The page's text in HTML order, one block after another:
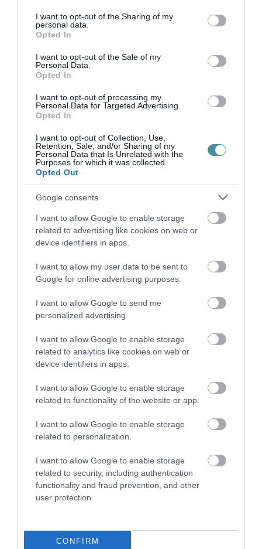
not limited to your visit or usage behaviour. You may click to
grant or deny consent to Google and its third-party tags to
use your data for below specified purposes in below Google
consent section.
I want to opt-out of the Sharing of my
personal data.
Opted In
I want to opt-out of the Sale of my
Personal Data.
Opted In
I want to opt-out of processing my
Personal Data for Targeted Advertising.
Opted In
I want to opt-out of Collection, Use,
Retention, Sale, and/or Sharing of my
Personal Data that Is Unrelated with the
Purposes for which it was collected.
Opted Out
Google consents
I want to allow Google to enable storage
related to advertising like cookies on web or
device identifiers in apps.
I want to allow my user data to be sent to
Google for online advertising purposes.
I want to allow Google to send me
personalized advertising.
I want to allow Google to enable storage
related to analytics like cookies on web or
device identifiers in apps.
I want to allow Google to enable storage
related to functionality of the website or app.
I want to allow Google to enable storage
related to personalization.
I want to allow Google to enable storage
related to security, including authentication
functionality and fraud prevention, and other
user protection.
CONFIRM
4,1 százalékos gazdasági növekedéssel, 3,5
százalékos hiánycéllal és 5,2 százalékos
444összefoglalója szerint a szavazás előtt
Kovács Árpád, a Költségvetési Tanács elnöke
összefoglalta a tanács véleményét a benyújtott
tervezett összege nem változik a benyújtott
módosítók hatására, mivel a megnövekedett
kiadásokat ellensúlyozzák a növekvő
bevételek.
Kovács emiatt arra jutott, hogy zárószavazásra
bocsátható a törvény, ugyanakkor kitért arra
is, hogy vannak a költségvetési tervezés
megkezdése óta felerősödött makrogazdasági
kockázatok (vártnál nagyobb infláció, orosz-
ukrán háború következményei, energiaválság,
világgazdaság lassulása, EU-val történő
megállapodás előrehúzódása), amelyek
növelik a tervezettnél magasabb hiány és
államadósság kockázatát, ezért a Tanács
szerint indokolt alternatív forgatókönyvekkel
felkészülni.
bennünket az EGRI ÜGYEK Google Hírek oldalán!